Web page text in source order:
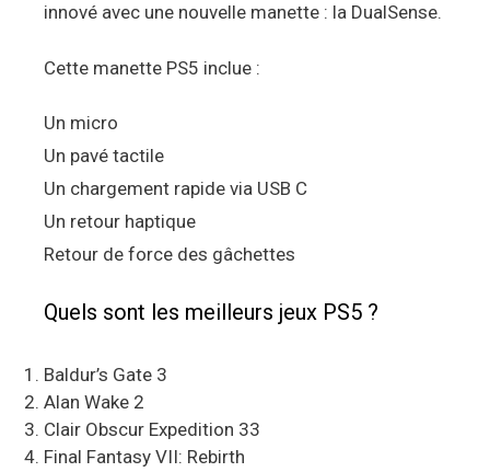
innové avec une nouvelle manette : la DualSense.
Cette manette PS5 inclue :
Un micro
Un pavé tactile
Un chargement rapide via USB C
Un retour haptique
Retour de force des gâchettes
Quels sont les meilleurs jeux PS5 ?
Baldur’s Gate 3
Alan Wake 2
Clair Obscur Expedition 33
Final Fantasy VII: Rebirth